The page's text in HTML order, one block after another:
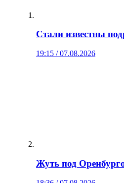
Стали известны
19:15 / 07.08.2026
Жуть под